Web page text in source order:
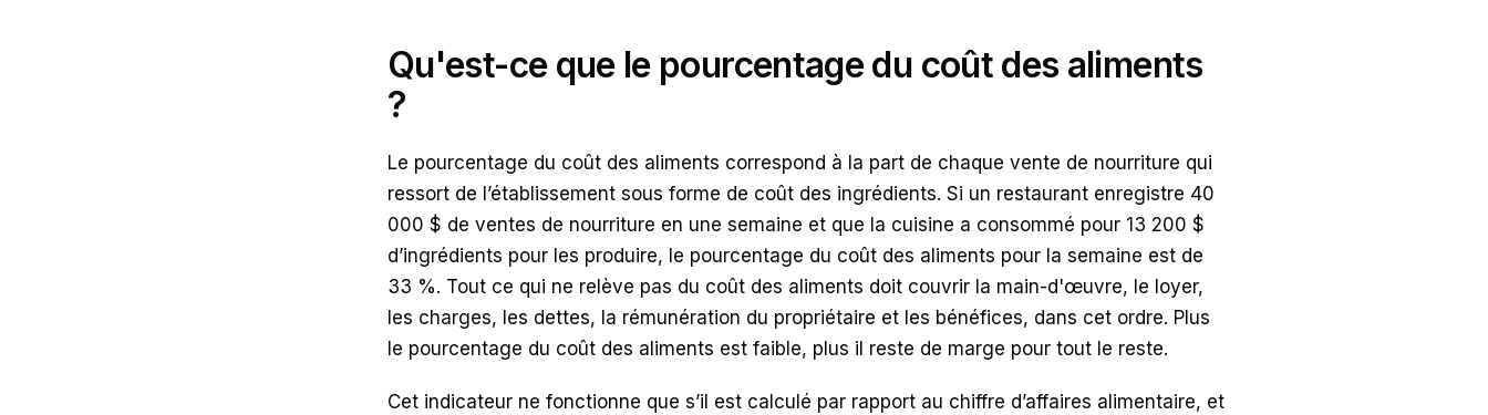
Qu'est-ce que le pourcentage du coût des aliments
?
Le pourcentage du coût des aliments correspond à la part de chaque vente de nourriture qui
ressort de l’établissement sous forme de coût des ingrédients. Si un restaurant enregistre 40
000 $ de ventes de nourriture en une semaine et que la cuisine a consommé pour 13 200 $
d’ingrédients pour les produire, le pourcentage du coût des aliments pour la semaine est de
33 %. Tout ce qui ne relève pas du coût des aliments doit couvrir la main-d'œuvre, le loyer,
les charges, les dettes, la rémunération du propriétaire et les bénéfices, dans cet ordre. Plus
le pourcentage du coût des aliments est faible, plus il reste de marge pour tout le reste.
Cet indicateur ne fonctionne que s’il est calculé par rapport au chiffre d’affaires alimentaire, et